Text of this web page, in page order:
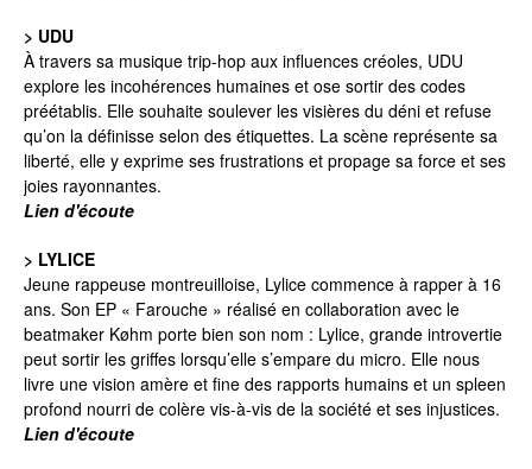
> UDU
À travers sa musique trip-hop aux influences créoles, UDU
explore les incohérences humaines et ose sortir des codes
préétablis. Elle souhaite soulever les visières du déni et refuse
qu’on la définisse selon des étiquettes. La scène représente sa
liberté, elle y exprime ses frustrations et propage sa force et ses
joies rayonnantes.
Lien d'écoute
> LYLICE
Jeune rappeuse montreuilloise, Lylice commence à rapper à 16
ans. Son EP « Farouche » réalisé en collaboration avec le
beatmaker Køhm porte bien son nom : Lylice, grande introvertie
peut sortir les griffes lorsqu’elle s’empare du micro. Elle nous
livre une vision amère et fine des rapports humains et un spleen
profond nourri de colère vis-à-vis de la société et ses injustices.
Lien d'écoute